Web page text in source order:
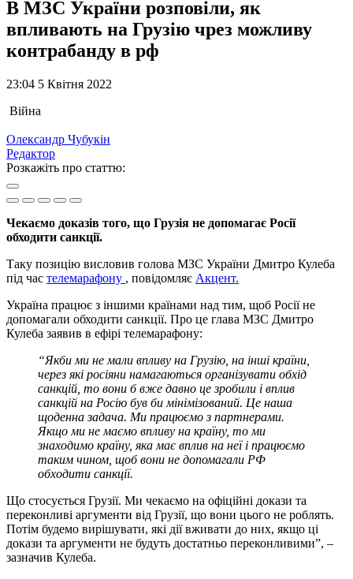
В МЗС України розповіли, як
впливають на Грузію чрез можливу
контрабанду в рф
23:04 5 Квітня 2022
Війна
Олександр Чубукін
Редактор
Розкажіть про статтю:
Чекаємо доказів того, що Грузія не допомагає Росії
обходити санкції.
Таку позицію висловив голова МЗС України Дмитро Кулеба
під час телемарафону , повідомляє Акцент.
Україна працює з іншими країнами над тим, щоб Росії не
допомагали обходити санкції. Про це глава МЗС Дмитро
Кулеба заявив в ефірі телемарафону:
“Якби ми не мали впливу на Грузію, на інші країни,
через які росіяни намагаються організувати обхід
санкцій, то вони б вже давно це зробили і вплив
санкцій на Росію був би мінімізований. Це наша
щоденна задача. Ми працюємо з партнерами.
Якщо ми не маємо впливу на країну, то ми
знаходимо країну, яка має вплив на неї і працюємо
таким чином, щоб вони не допомагали РФ
обходити санкції.
Що стосується Грузії. Ми чекаємо на офіційні докази та
переконливі аргументи від Грузії, що вони цього не роблять.
Потім будемо вирішувати, які дії вживати до них, якщо ці
докази та аргументи не будуть достатньо переконливими”, –
зазначив Кулеба.